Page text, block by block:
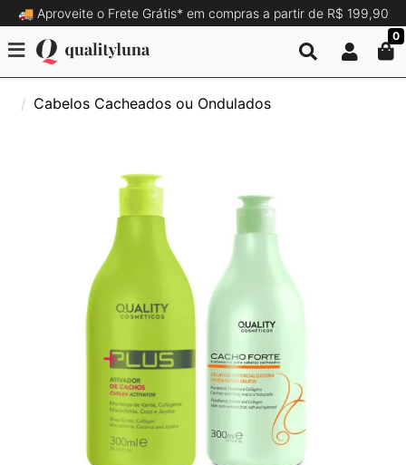
🚚 Aproveite o Frete Grátis* em compras a partir de R$ 199,90
0
Cabelos Cacheados ou Ondulados